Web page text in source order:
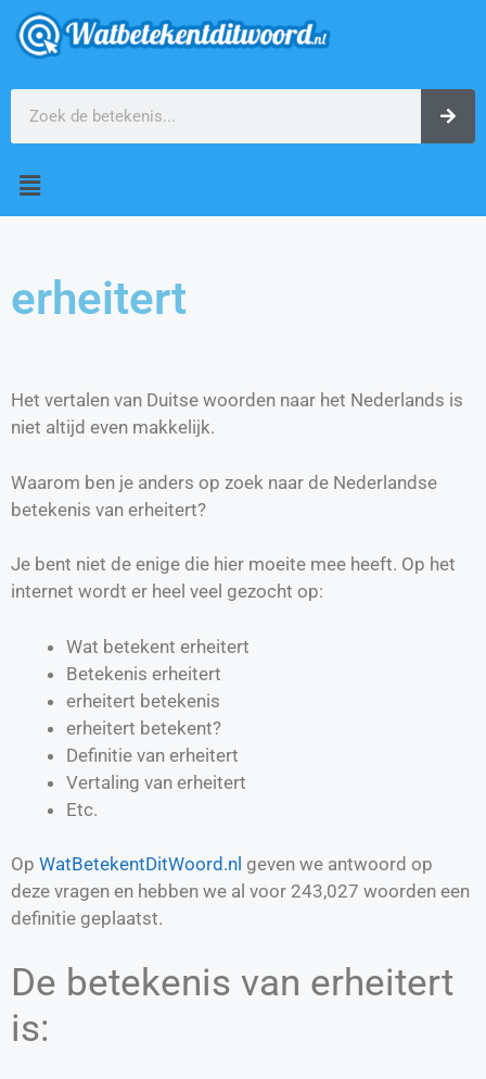
erheitert
Het vertalen van Duitse woorden naar het Nederlands is
niet altijd even makkelijk.
Waarom ben je anders op zoek naar de Nederlandse
betekenis van erheitert?
Je bent niet de enige die hier moeite mee heeft. Op het
internet wordt er heel veel gezocht op:
Wat betekent erheitert
Betekenis erheitert
erheitert betekenis
erheitert betekent?
Definitie van erheitert
Vertaling van erheitert
Etc.
Op WatBetekentDitWoord.nl geven we antwoord op
deze vragen en hebben we al voor 243,027 woorden een
definitie geplaatst.
De betekenis van erheitert
is: